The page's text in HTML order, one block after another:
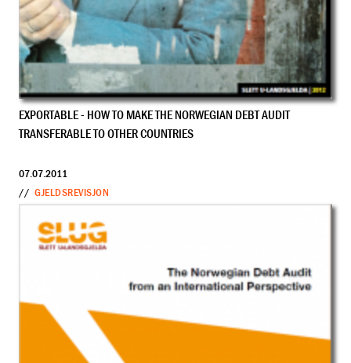
EXPORTABLE - HOW TO MAKE THE NORWEGIAN DEBT AUDIT
TRANSFERABLE TO OTHER COUNTRIES
07.07.2011
// GJELDSREVISJON